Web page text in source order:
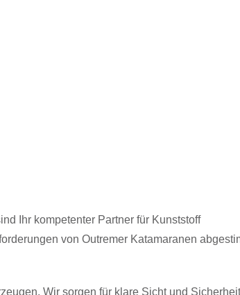
Ihr kompetenter Partner für Kunststoff
von Outremer Katamaranen
Wir sorgen für klare Sicht und